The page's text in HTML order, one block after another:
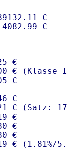
€
€
€ (Klasse I)
€
€
€ (Satz:
€
€
€
€ ( 1.81%/